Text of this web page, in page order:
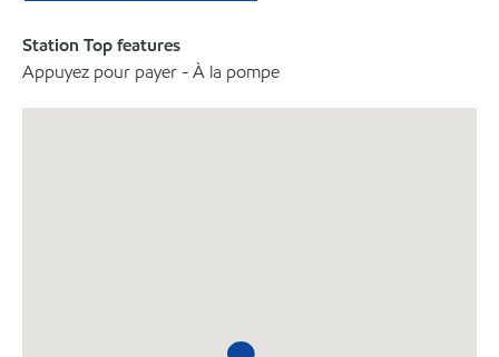
Station Top features
Appuyez pour payer - À la pompe